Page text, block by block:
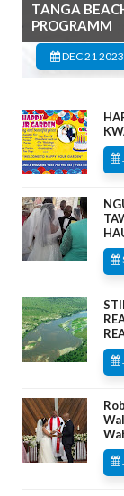
TANGA
PROGRAMM
DEC 21 2023